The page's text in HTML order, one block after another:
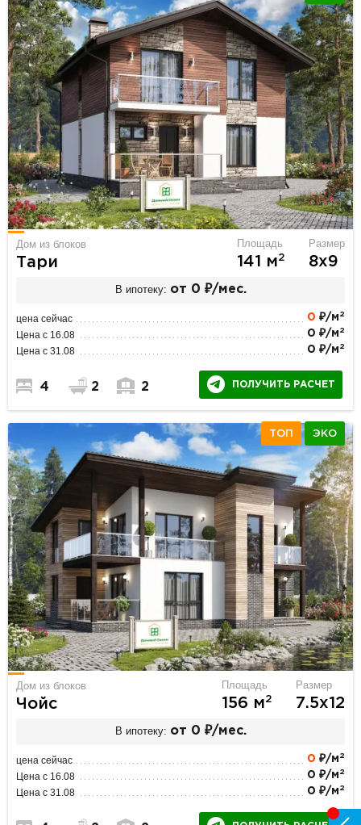
Дом из блоков
Тари
Площадь
141 м2
Размер
8х9
В ипотеку: от 0 ₽/мес.
цена сейчас 0 ₽/м 2
Цена с 16.08 0 ₽/м 2
Цена с 31.08 0 ₽/м 2
4 2 2 ПОЛУЧИТЬ РАСЧЕТ
ТОП ЭКО
Дом из блоков
Чойс
Площадь
156 м2
Размер
7.5х12
В ипотеку: от 0 ₽/мес.
цена сейчас 0 ₽/м 2
Цена с 16.08 0 ₽/м 2
Цена с 31.08 0 ₽/м 2